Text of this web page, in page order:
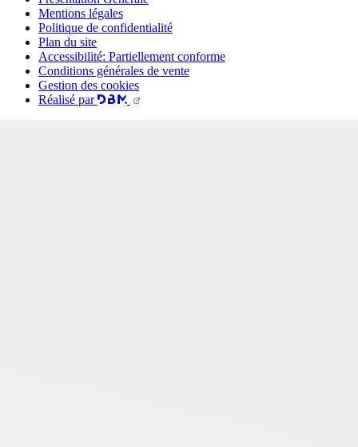
Mentions légales
Politique de confidentialité
Plan du site
Accessibilité: Partiellement conforme
Conditions générales de vente
Gestion des cookies
Réalisé par